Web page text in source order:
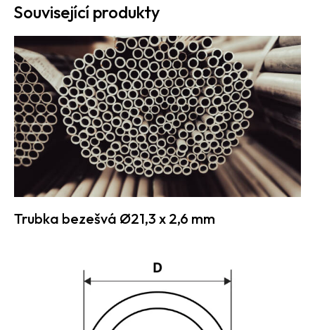
Související produkty
Trubka bezešvá Ø21,3 x 2,6 mm